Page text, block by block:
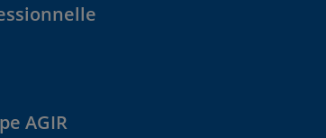
AGIR